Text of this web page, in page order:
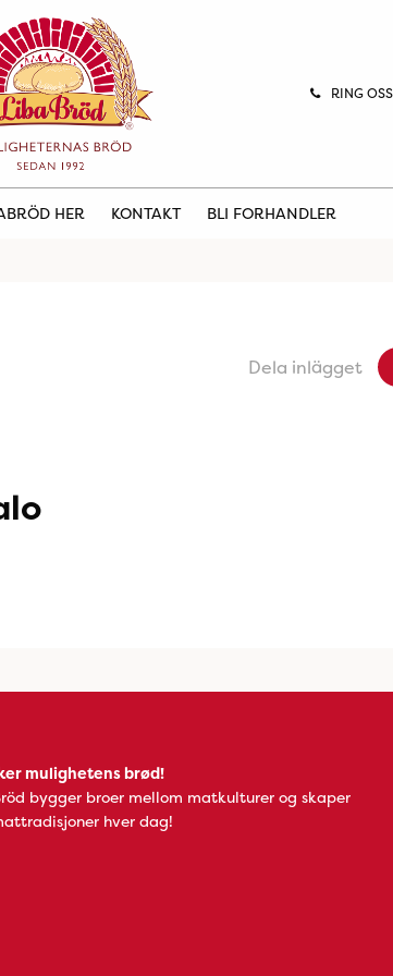
RING
HER KONTAKT BLI FORHANDLER
Dela inlägget
mulighetens brød!
bygger broer mellom matkulturer og skaper
hver dag!